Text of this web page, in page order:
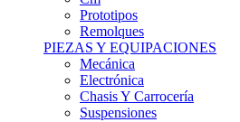
Remolques
PIEZAS Y EQUIPACIONES
Mecánica
Electrónica
Chasis Y Carrocería
Suspensiones
Frenos